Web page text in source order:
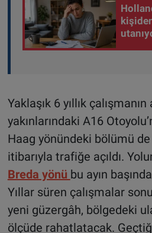
Yaklaşık 6 yıllık
yakınlarındaki A16
Haag yönündeki bölümü
itibarıyla trafiğe açıldı.
Breda yönü bu ayın
Yıllar süren çalışmalar
yeni güzergâh, bölgedeki
ölçüde rahatlatacak.